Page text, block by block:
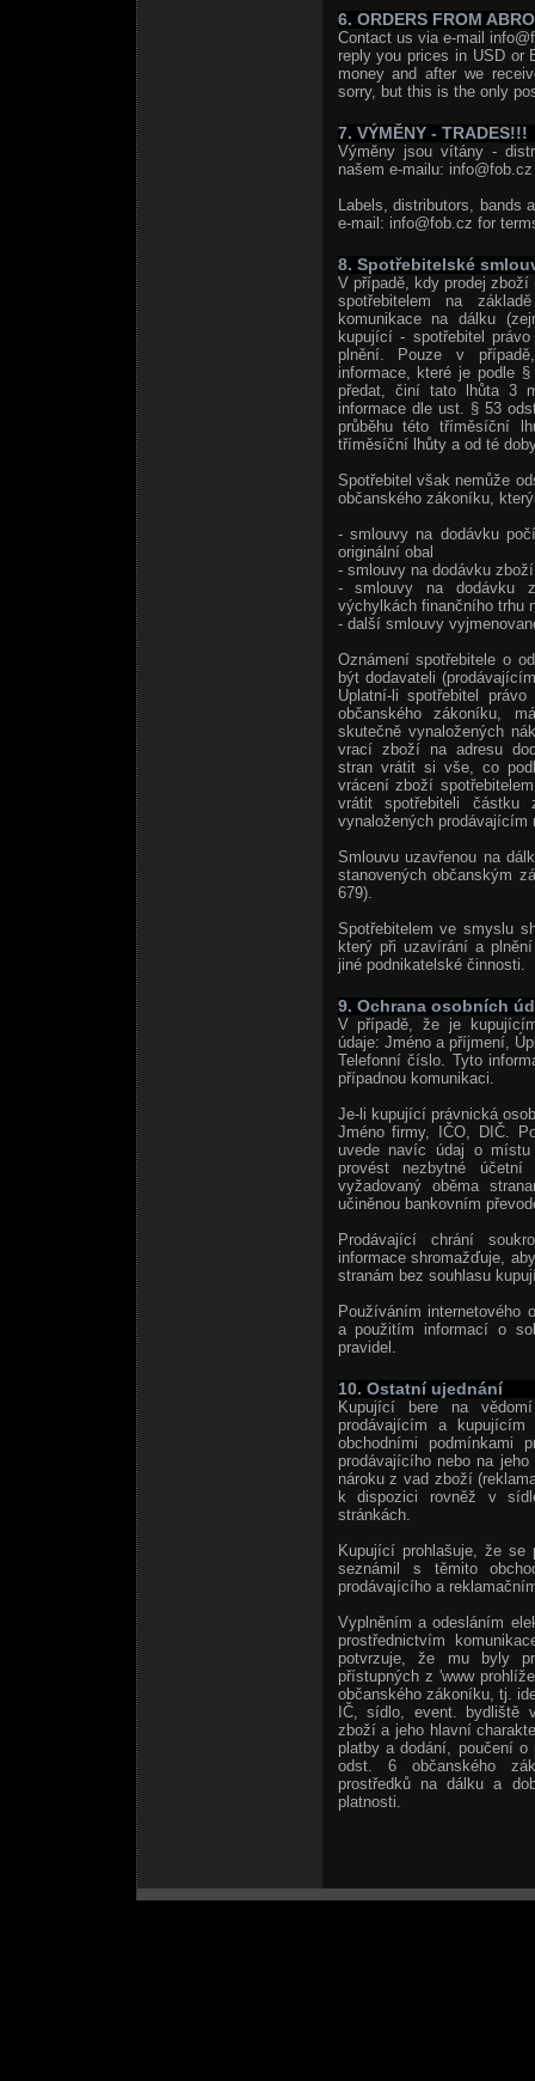
6. ORDERS FROM
Contact us via e-mail
reply you prices in USD or
money and after we
sorry, but this is the only
7. VÝMĚNY - TRADES!!!
Výměny jsou vítány -
našem e-mailu:
Labels, distributors, bands
e-mail: info@fob.cz for
8. Spotřebitelské
V případě, kdy prodej zboží
spotřebitelem na
komunikace na dálku
kupující - spotřebitel
plnění. Pouze v
informace, které je podle
předat, činí tato lhůta 3
informace dle ust. § 53
průběhu této tříměsíční
tříměsíční lhůty a od té
Spotřebitel však nemůže
občanského zákoníku,
- smlouvy na dodávku
originální obal
- smlouvy na dodávku
- smlouvy na dodávku
výchylkách finančního trhu
- další smlouvy
Oznámení spotřebitele o
být dodavateli
Uplatní-li spotřebitel
občanského zákoníku,
skutečně vynaložených
vrací zboží na adresu
stran vrátit si vše, co
vrácení zboží
vrátit spotřebiteli částku
vynaložených prodávajícím
Smlouvu uzavřenou na
stanovených občanským
679).
Spotřebitelem ve smyslu
který při uzavírání a
jiné podnikatelské činnosti.
9. Ochrana osobních
V případě, že je
údaje: Jméno a příjmení,
Telefonní číslo. Tyto
případnou komunikaci.
Je-li kupující právnická
Jméno firmy, IČO, DIČ.
uvede navíc údaj o
provést nezbytné
vyžadovaný oběma
učiněnou bankovním
Prodávající chrání
informace shromažďuje,
stranám bez souhlasu
Používáním internetového
a použitím informací o
pravidel.
10. Ostatní ujednání
Kupující bere na
prodávajícím a
obchodními
prodávajícího nebo na
nároku z vad zboží
k dispozici rovněž v
stránkách.
Kupující prohlašuje, že se
seznámil s těmito
prodávajícího a
Vyplněním a odesláním
prostřednictvím
potvrzuje, že mu byly
přístupných z 'www
občanského zákoníku, tj.
IČ, sídlo, event. bydliště
zboží a jeho hlavní
platby a dodání, poučení
odst. 6 občanského
prostředků na dálku a
platnosti.